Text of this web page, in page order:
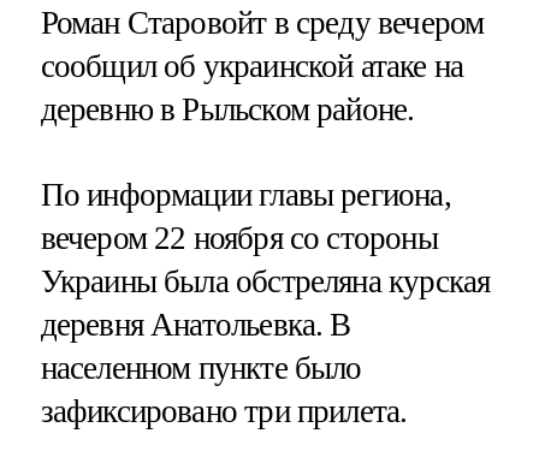
Роман Старовойт в среду вечером
сообщил об украинской атаке на
деревню в Рыльском районе.
По информации главы региона,
вечером 22 ноября со стороны
Украины была обстреляна курская
деревня Анатольевка. В
населенном пункте было
зафиксировано три прилета.